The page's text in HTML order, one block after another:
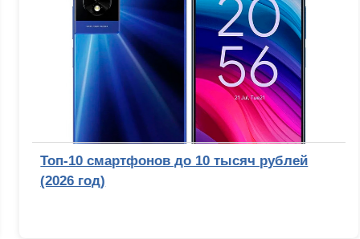
Топ-10 смартфонов до 10 тысяч рублей
(2026 год)